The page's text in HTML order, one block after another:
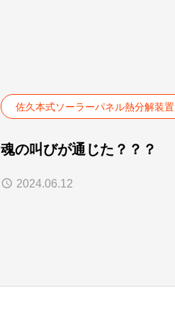
佐久本式ソーラーパネル熱分解装置
魂の叫びが通じた？？？
2024.06.12